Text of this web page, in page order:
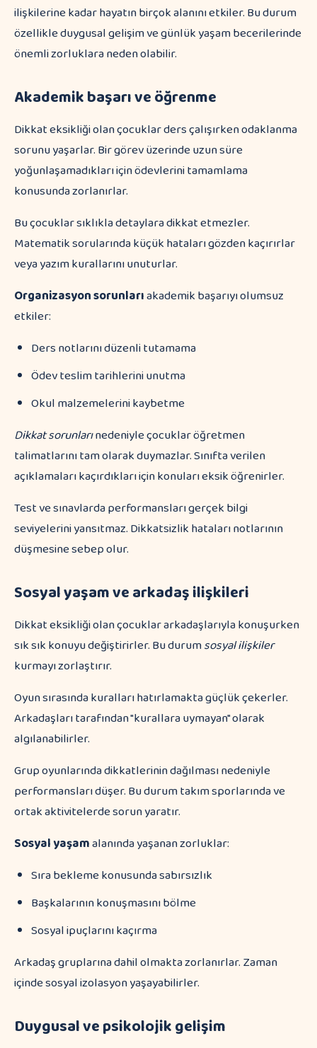
ilişkilerine kadar hayatın birçok alanını etkiler. Bu durum
özellikle duygusal gelişim ve günlük yaşam becerilerinde
önemli zorluklara neden olabilir.
Akademik başarı ve öğrenme
Dikkat eksikliği olan çocuklar ders çalışırken odaklanma
sorunu yaşarlar. Bir görev üzerinde uzun süre
yoğunlaşamadıkları için ödevlerini tamamlama
konusunda zorlanırlar.
Bu çocuklar sıklıkla detaylara dikkat etmezler.
Matematik sorularında küçük hataları gözden kaçırırlar
veya yazım kurallarını unuturlar.
Organizasyon sorunlarıakademik başarıyı olumsuz
etkiler:
Ders notlarını düzenli tutamama
Ödev teslim tarihlerini unutma
Okul malzemelerini kaybetme
Dikkat sorunlarınedeniyle çocuklar öğretmen
talimatlarını tam olarak duymazlar. Sınıfta verilen
açıklamaları kaçırdıkları için konuları eksik öğrenirler.
Test ve sınavlarda performansları gerçek bilgi
seviyelerini yansıtmaz. Dikkatsizlik hataları notlarının
düşmesine sebep olur.
Sosyal yaşam ve arkadaş ilişkileri
Dikkat eksikliği olan çocuklar arkadaşlarıyla konuşurken
sık sık konuyu değiştirirler. Bu durumsosyal ilişkiler
kurmayı zorlaştırır.
Oyun sırasında kuralları hatırlamakta güçlük çekerler.
Arkadaşları tarafından "kurallara uymayan" olarak
algılanabilirler.
Grup oyunlarında dikkatlerinin dağılması nedeniyle
performansları düşer. Bu durum takım sporlarında ve
ortak aktivitelerde sorun yaratır.
Sosyal yaşamalanında yaşanan zorluklar:
Sıra bekleme konusunda sabırsızlık
Başkalarının konuşmasını bölme
Sosyal ipuçlarını kaçırma
Arkadaş gruplarına dahil olmakta zorlanırlar. Zaman
içinde sosyal izolasyon yaşayabilirler.
Duygusal ve psikolojik gelişim